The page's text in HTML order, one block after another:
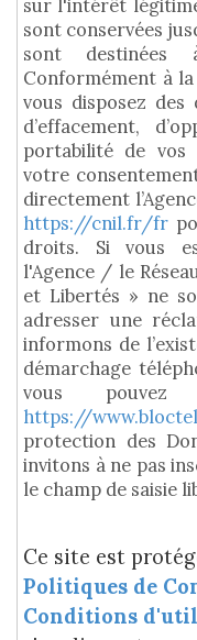
sur l'intérêt
sont conservées
sont
Conformément à
vous disposez des
d’effacement,
portabilité de vos
votre
directement
https://cnil.fr/fr
droits. Si vous
l'Agence / le
et Libertés » ne
adresser une
informons de
démarchage
vous
https://
protection des
invitons à ne pas
le champ de saisie
Ce site est
Politiques de
Conditions